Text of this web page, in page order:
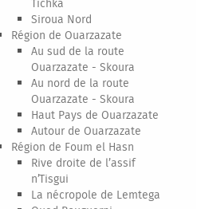
Tichka
Siroua Nord
Région de Ouarzazate
Au sud de la route
Ouarzazate - Skoura
Au nord de la route
Ouarzazate - Skoura
Haut Pays de Ouarzazate
Autour de Ouarzazate
Région de Foum el Hasn
Rive droite de l’assif
n’Tisgui
La nécropole de Lemtega